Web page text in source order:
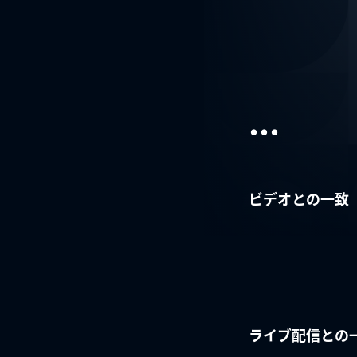
...
ビデオとの一致
ライブ配信との